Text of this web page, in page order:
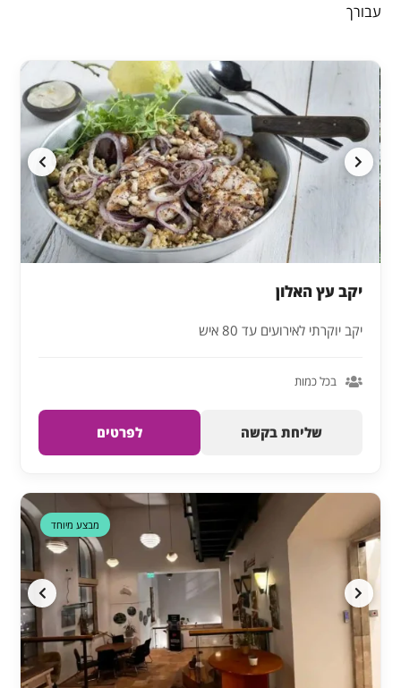
עבורך
יקב עץ האלון
יקב יוקרתי לאירועים עד 80 איש
בכל כמות
שליחת בקשה לפרטים
מבצע מיוחד